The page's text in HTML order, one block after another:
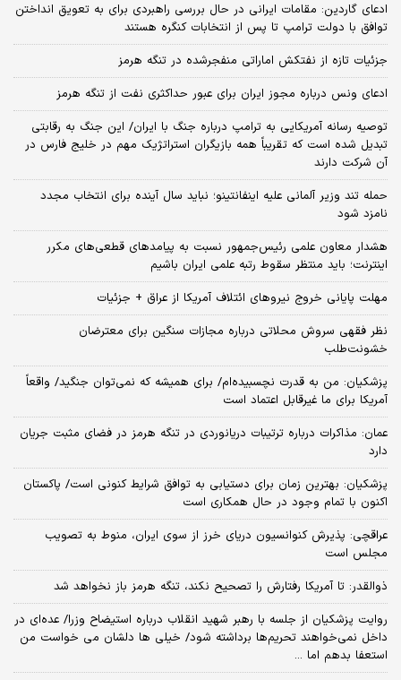
ادعای گاردین: مقامات ایرانی در حال بررسی راهبردی برای به تعویق انداختن
توافق با دولت ترامپ تا پس از انتخابات کنگره هستند
جزئیات تازه از نفتکش اماراتی منفجرشده در تنگه هرمز
ادعای ونس درباره مجوز ایران برای عبور حداکثری نفت از تنگه هرمز
توصیه رسانه آمریکایی به ترامپ درباره جنگ با ایران/ این جنگ به رقابتی
تبدیل شده است که تقریباً همه بازیگران استراتژیک مهم در خلیج فارس در
آن شرکت دارند
حمله تند وزیر آلمانی علیه اینفانتینو؛ نباید سال آینده برای انتخاب مجدد
نامزد شود
هشدار معاون علمی رئیس‌جمهور نسبت به پیامدهای قطعی‌های مکرر
اینترنت؛ باید منتظر سقوط رتبه علمی ایران باشیم
مهلت پایانی خروج نیروهای ائتلاف آمریکا از عراق + جزئیات
نظر فقهی سروش محلاتی درباره مجازات سنگین برای معترضان
خشونت‌طلب
پزشکیان: من به قدرت نچسبیده‌ام/ برای همیشه که نمی‌توان جنگید/ واقعاً
آمریکا برای ما غیرقابل اعتماد است
عمان: مذاکرات درباره ترتیبات دریانوردی در تنگه هرمز در فضای مثبت جریان
دارد
پزشکیان‌: بهترین زمان برای دستیابی به توافق شرایط کنونی است/ پاکستان
اکنون با تمام وجود در حال همکاری است
عراقچی: پذیرش کنوانسیون دریای خرز از سوی ایران، منوط به تصویب
مجلس است
ذوالقدر: تا آمریکا رفتارش را تصحیح نکند، تنگه هرمز باز نخواهد شد
روایت پزشکیان از جلسه با رهبر شهید انقلاب درباره استیضاح وزرا/ عده‌ای در
داخل نمی‌خواهند تحریم‌ها برداشته شود/ خیلی ها دلشان می خواست من
استعفا بدهم اما ...